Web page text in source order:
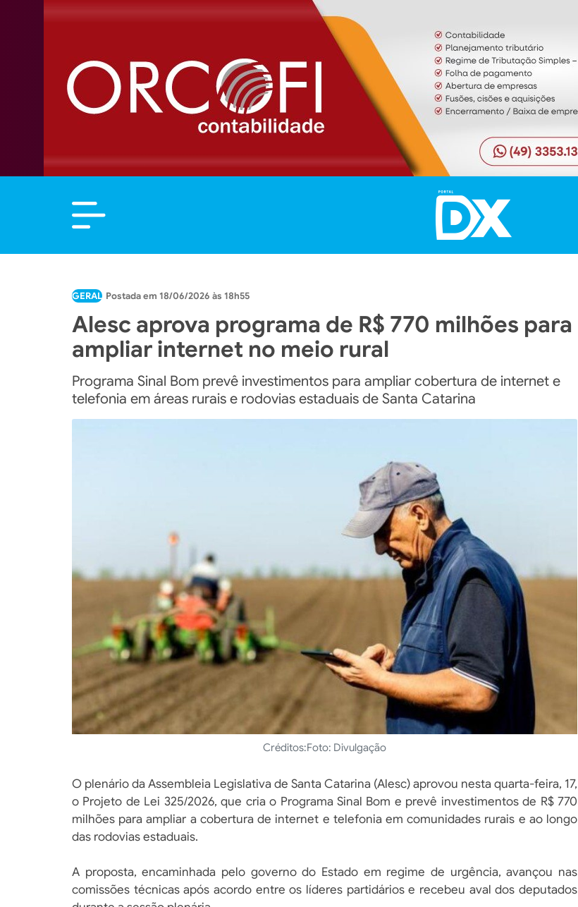
GERAL 18/06/2026 às 18h55
Alesc aprova programa de R$ 770 milhões para
ampliar internet no meio rural
Programa Sinal Bom prevê investimentos para ampliar cobertura de internet e
telefonia em áreas rurais e rodovias estaduais de Santa Catarina
Créditos:Foto: Divulgação
O plenário da Assembleia Legislativa de Santa Catarina (Alesc) aprovou nesta quarta-feira, 17,
o Projeto de Lei 325/2026, que cria o Programa Sinal Bom e prevê investimentos de R$ 770
milhões para ampliar a cobertura de internet e telefonia em comunidades rurais e ao longo
das rodovias estaduais.
A proposta, encaminhada pelo governo do Estado em regime de urgência, avançou nas
comissões técnicas após acordo entre os líderes partidários e recebeu aval dos deputados